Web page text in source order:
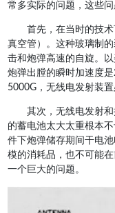
常多实际的问题，这些
首先，在当时的技
真空管）。这种玻璃制
击和炮弹高速的自旋。
炮弹出膛的瞬时加速度
5000G，无线电发射装
其次，无线电发射
的蓄电池太大太重根本
件下炮弹储存期间干电
模的消耗品，也不可能
一个巨大的问题。